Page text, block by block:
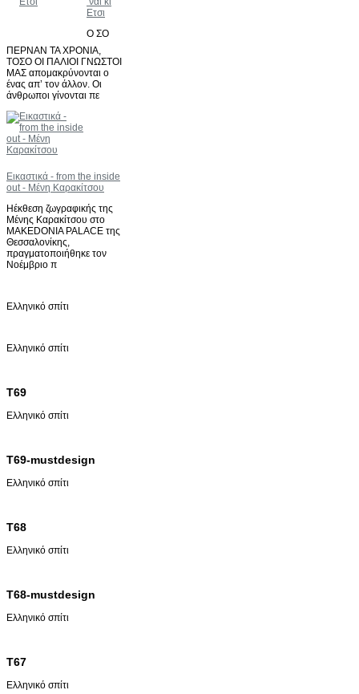
Ετσι
Ο ΣΟ
ΠΕΡΝΑΝ ΤΑ ΧΡΟΝΙΑ,
ΤΟΣΟ ΟΙ ΠΑΛΙΟΙ ΓΝΩΣΤΟΙ
ΜΑΣ απομακρύνονται ο
ένας απ’ τον άλλον. Οι
άνθρωποι γίνονται πε
Εικαστικά - from the inside
out - Μένη Καρακίτσου
Ηέκθεση ζωγραφικής της
Μένης Καρακίτσου στο
MAKEDONIA PALACE της
Θεσσαλονίκης,
πραγματοποιήθηκε τον
Νοέμβριο π
Ελληνικό σπίτι
Ελληνικό σπίτι
T69
Ελληνικό σπίτι
T69-mustdesign
Ελληνικό σπίτι
T68
Ελληνικό σπίτι
T68-mustdesign
Ελληνικό σπίτι
T67
Ελληνικό σπίτι